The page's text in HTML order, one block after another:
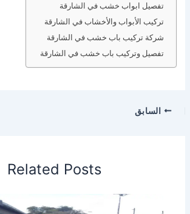
تفصيل ابواب خشب في الشارقة
تركيب الأبواب والأخشاب في الشارقة
شركة تركيب باب خشب في الشارقة
تفصيل وتركيب باب خشب في الشارقة
السابق
Related Posts